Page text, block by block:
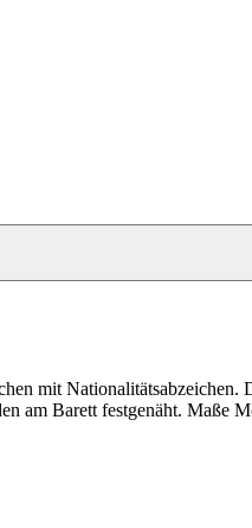
mit
am Barett festgenäht. Maße